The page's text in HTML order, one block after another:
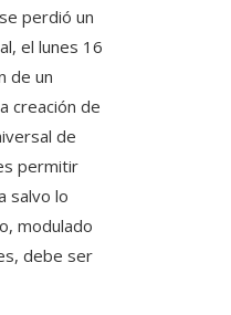
perdió un
el lunes 16
de un
creación de
de
permitir
salvo lo
modulado
debe ser